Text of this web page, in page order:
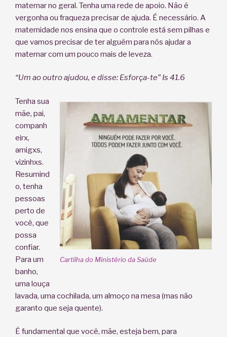
maternar no geral. Tenha uma rede de apoio. Não é
vergonha ou fraqueza precisar de ajuda. É necessário. A
maternidade nos ensina que o controle está sem pilhas e
que vamos precisar de ter alguém para nós ajudar a
maternar com um pouco mais de leveza.
“Um ao outro ajudou, e disse: Esforça-te” Is 41.6
Cartilha do Ministério da Saúde
Tenha sua
mãe, pai,
companh
eirx,
amigxs,
vizinhxs.
Resumind
o, tenha
pessoas
perto de
você, que
possa
confiar.
Para um
banho,
uma louça
lavada, uma cochilada, um almoço na mesa (mas não
garanto que seja quente).
É fundamental que você, mãe, esteja bem, para